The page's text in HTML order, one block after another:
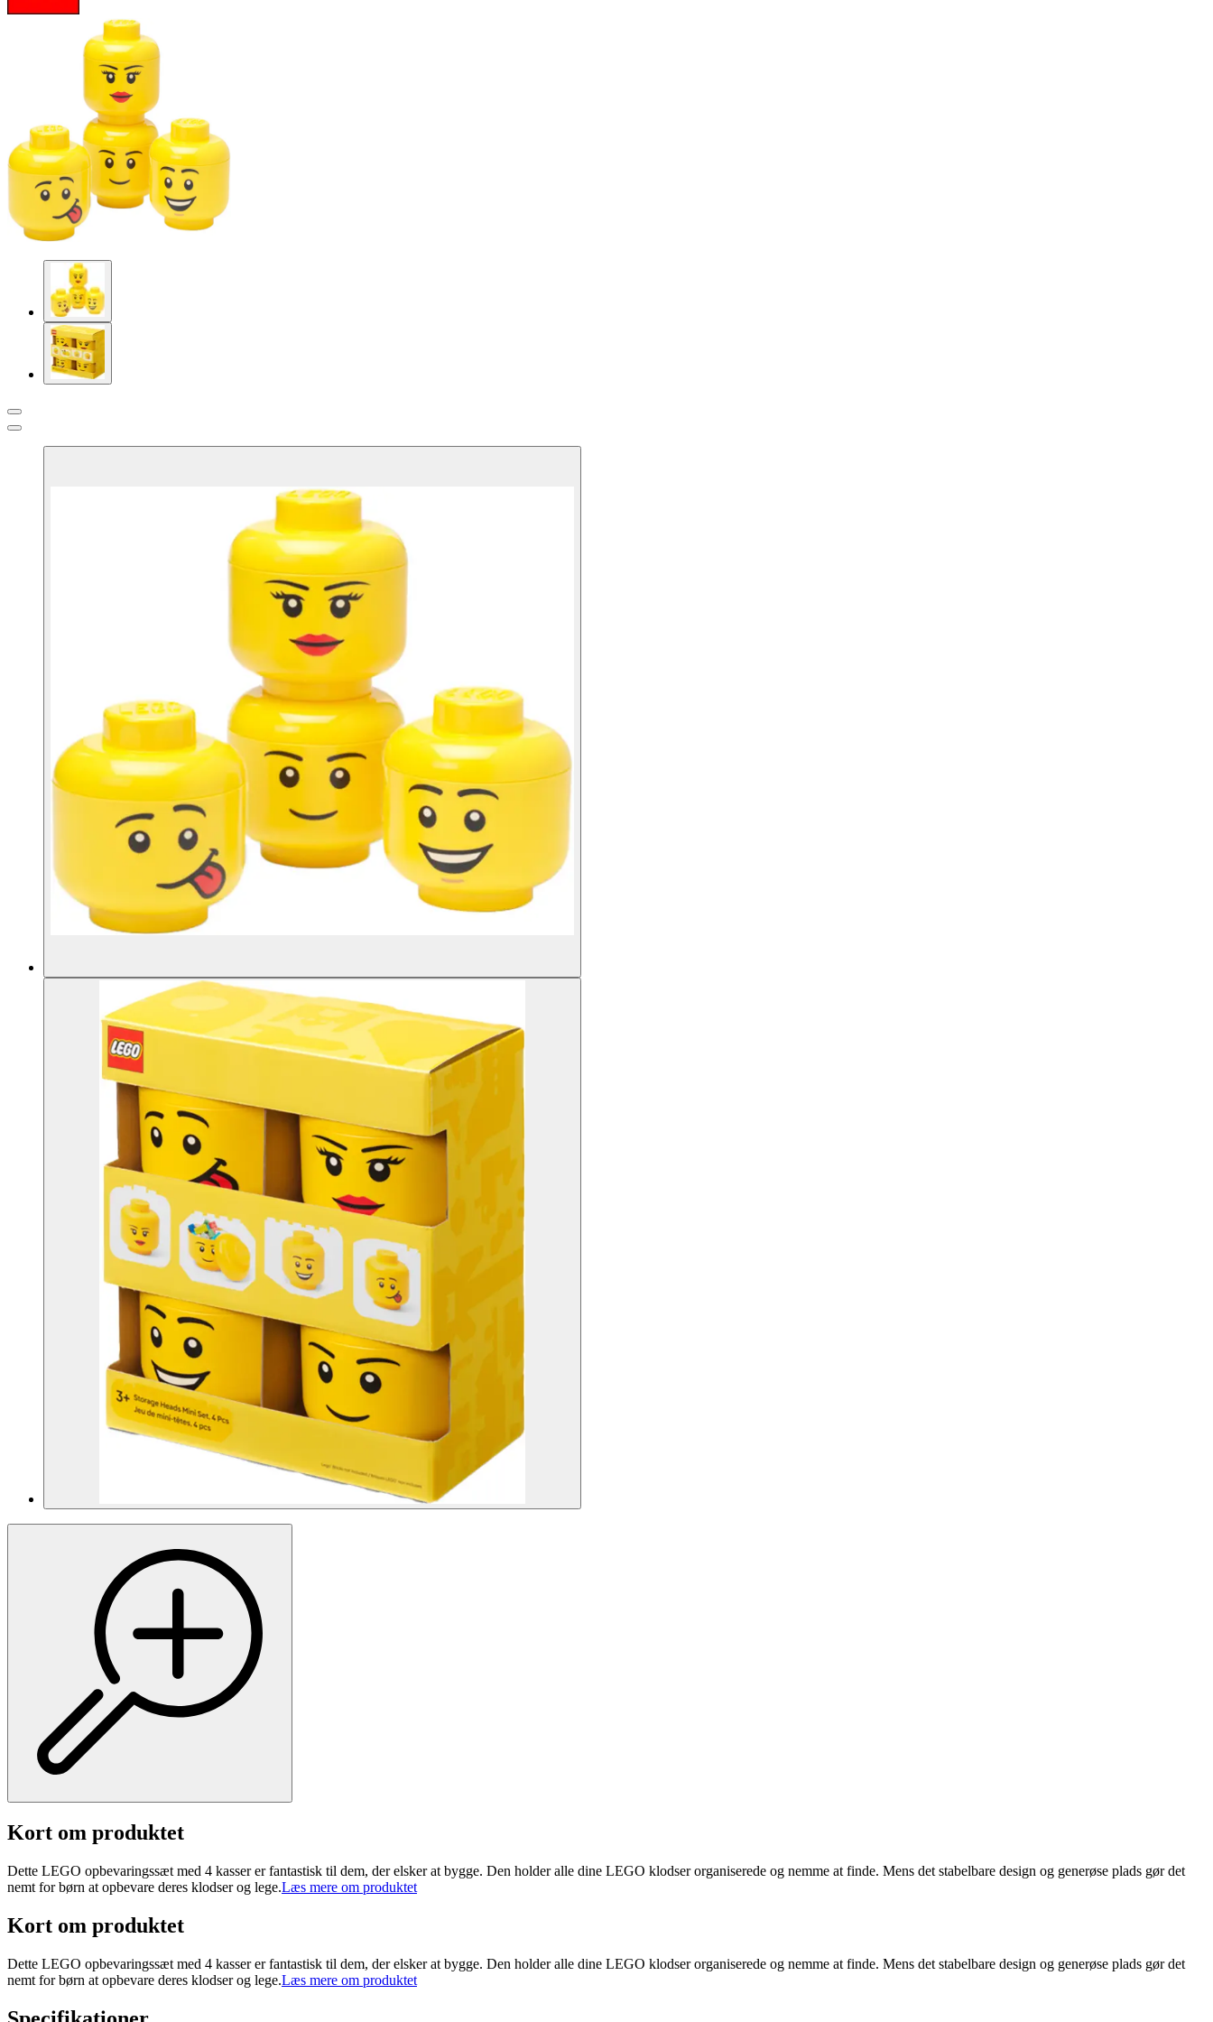
Kort om produktet
Dette LEGO opbevaringssæt med 4 kasser er fantastisk til dem, der elsker at bygge. Den holder alle dine LEGO klodser organiserede og nemme at finde. Mens det stabelbare design og generøse plads gør det
nemt for børn at opbevare deres klodser og lege.Læs mere om produktet
Kort om produktet
Dette LEGO opbevaringssæt med 4 kasser er fantastisk til dem, der elsker at bygge. Den holder alle dine LEGO klodser organiserede og nemme at finde. Mens det stabelbare design og generøse plads gør det
nemt for børn at opbevare deres klodser og lege.Læs mere om produktet